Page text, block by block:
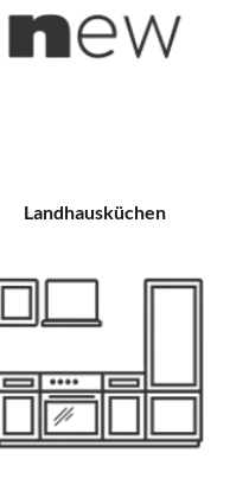
Landhausküchen